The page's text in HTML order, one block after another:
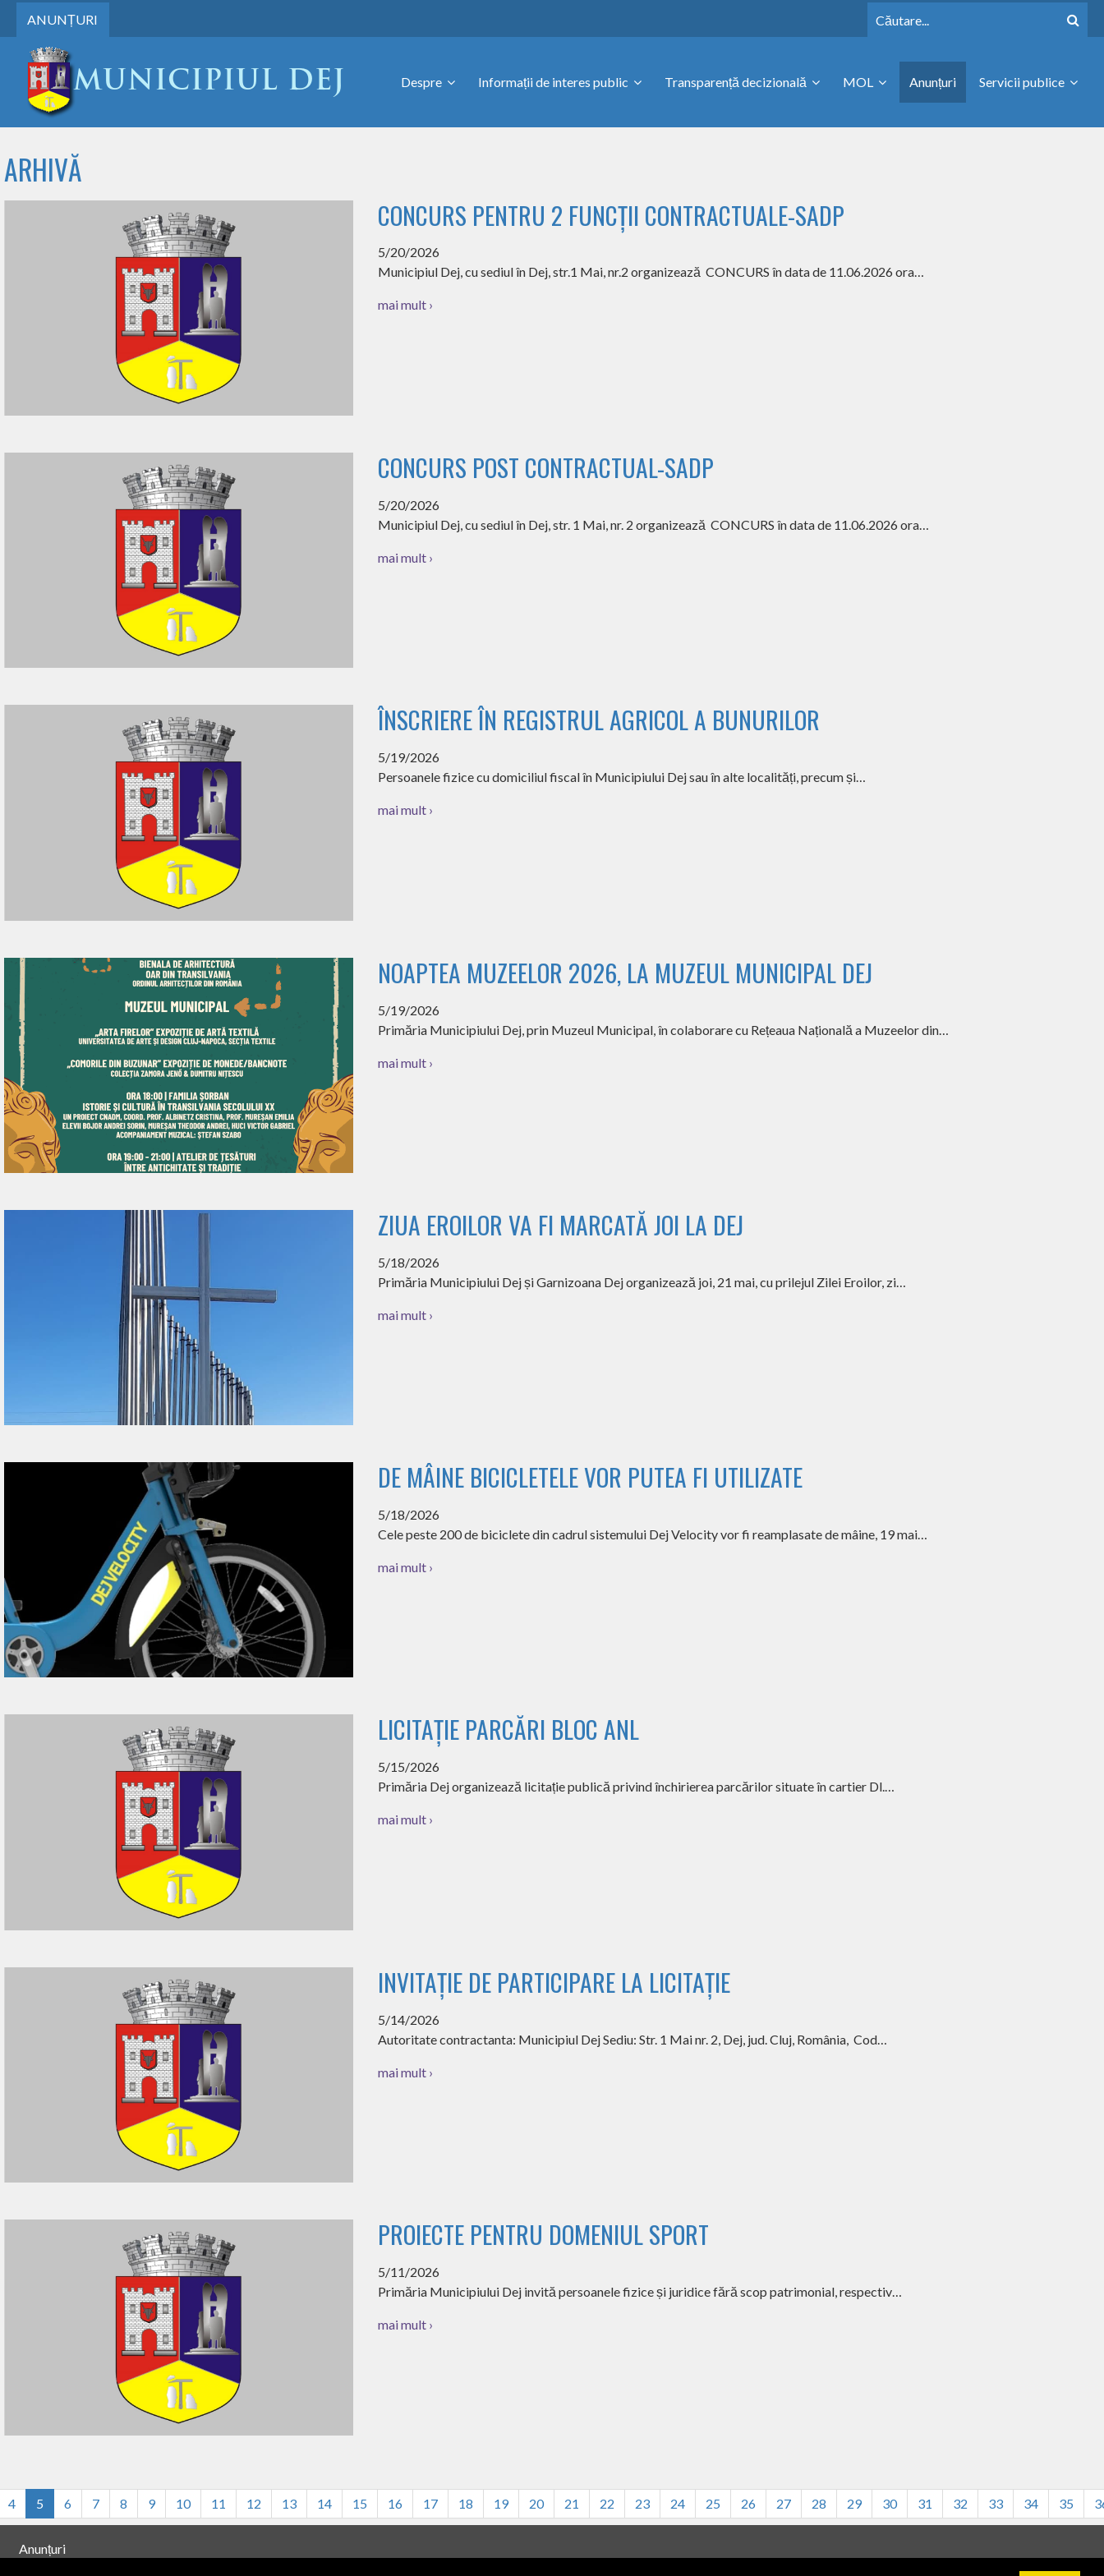
ANUNȚURI
Despre Informații de interes public Transparență decizională MOL Anunțuri Servicii publice
ARHIVĂ
CONCURS PENTRU 2 FUNCȚII CONTRACTUALE-SADP
5/20/2026
Municipiul Dej, cu sediul în Dej, str.1 Mai, nr.2 organizează CONCURS în data de 11.06.2026 ora…
mai mult ›
CONCURS POST CONTRACTUAL-SADP
5/20/2026
Municipiul Dej, cu sediul în Dej, str. 1 Mai, nr. 2 organizează CONCURS în data de 11.06.2026 ora…
mai mult ›
ÎNSCRIERE ÎN REGISTRUL AGRICOL A BUNURILOR
5/19/2026
Persoanele fizice cu domiciliul fiscal în Municipiului Dej sau în alte localități, precum și…
mai mult ›
NOAPTEA MUZEELOR 2026, LA MUZEUL MUNICIPAL DEJ
5/19/2026
Primăria Municipiului Dej, prin Muzeul Municipal, în colaborare cu Rețeaua Națională a Muzeelor din…
mai mult ›
ZIUA EROILOR VA FI MARCATĂ JOI LA DEJ
5/18/2026
Primăria Municipiului Dej și Garnizoana Dej organizează joi, 21 mai, cu prilejul Zilei Eroilor, zi…
mai mult ›
DE MÂINE BICICLETELE VOR PUTEA FI UTILIZATE
5/18/2026
Cele peste 200 de biciclete din cadrul sistemului Dej Velocity vor fi reamplasate de mâine, 19 mai…
mai mult ›
LICITAȚIE PARCĂRI BLOC ANL
5/15/2026
Primăria Dej organizează licitație publică privind închirierea parcărilor situate în cartier Dl.…
mai mult ›
INVITAȚIE DE PARTICIPARE LA LICITAȚIE
5/14/2026
Autoritate contractanta: Municipiul Dej Sediu: Str. 1 Mai nr. 2, Dej, jud. Cluj, România, Cod…
mai mult ›
PROIECTE PENTRU DOMENIUL SPORT
5/11/2026
Primăria Municipiului Dej invită persoanele fizice și juridice fără scop patrimonial, respectiv…
mai mult ›
4 5 6 7 8 9 10 11 12 13 14 15 16 17 18 19 20 21 22 23 24 25 26 27 28 29 30 31 32 33 34 35
Anunțuri